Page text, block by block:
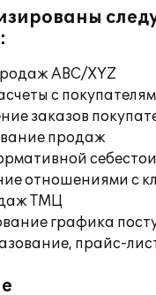
ABC/XYZ
с
заказов
продаж
отношениями с
ТМЦ
графика
прайс-